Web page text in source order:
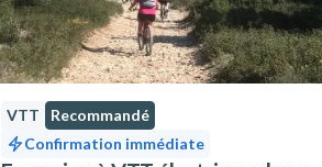
VTT
Recommandé
Confirmation immédiate